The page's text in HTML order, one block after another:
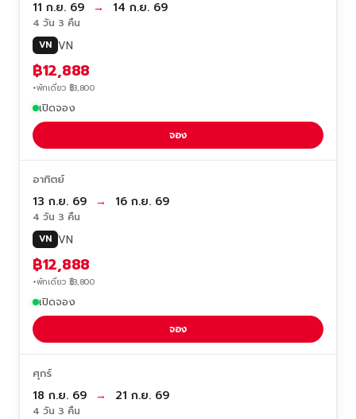
11 ก.ย. 69 → 14 ก.ย. 69
4 วัน 3 คืน
VN VN
฿12,888
+พักเดี่ยว ฿3,800
เปิดจอง
จอง
อาทิตย์
13 ก.ย. 69 → 16 ก.ย. 69
4 วัน 3 คืน
VN VN
฿12,888
+พักเดี่ยว ฿3,800
เปิดจอง
จอง
ศุกร์
18 ก.ย. 69 → 21 ก.ย. 69
4 วัน 3 คืน